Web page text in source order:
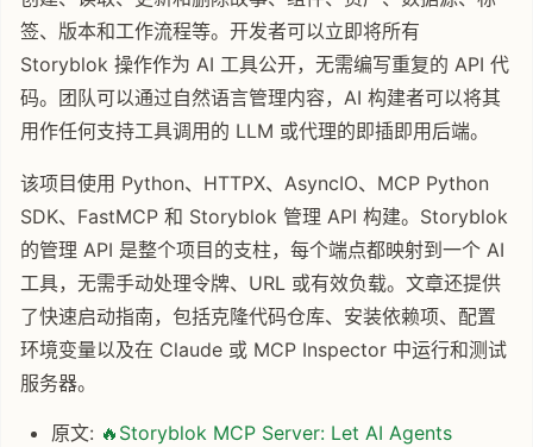
签、版本和工作流程等。开发者可以立即将所有
Storyblok 操作作为 AI 工具公开，无需编写重复的 API 代
码。团队可以通过自然语言管理内容，AI 构建者可以将其
用作任何支持工具调用的 LLM 或代理的即插即用后端。
该项目使用 Python、HTTPX、AsyncIO、MCP Python
SDK、FastMCP 和 Storyblok 管理 API 构建。Storyblok
的管理 API 是整个项目的支柱，每个端点都映射到一个 AI
工具，无需手动处理令牌、URL 或有效负载。文章还提供
了快速启动指南，包括克隆代码仓库、安装依赖项、配置
环境变量以及在 Claude 或 MCP Inspector 中运行和测试
服务器。
原文: 🔥Storyblok MCP Server: Let AI Agents